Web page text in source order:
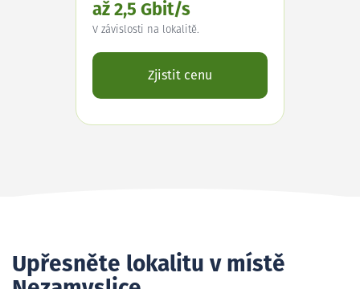
až 2,5 Gbit/s
V závislosti na lokalitě.
Zjistit cenu
Upřesněte lokalitu v místě